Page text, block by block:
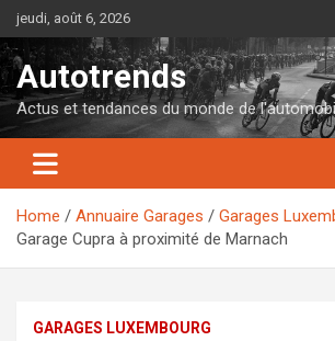
Skip
to
content
jeudi, août 6, 2026
Autotrends
Actus et tendances du monde de
Home Annuaire Garages
Garages
Garage Cupra à proximité de Marnach
GARAGES LUXEMBOURG